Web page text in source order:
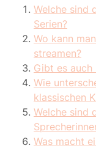
Welche sind
Serien?
Wo kann
streamen?
Gibt es auch
Wie
klassischen
Welche sind
Was macht